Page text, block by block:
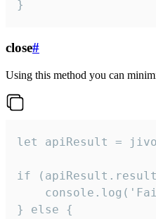
}
close#
Using this method you can
let apiResult =
if
} else {